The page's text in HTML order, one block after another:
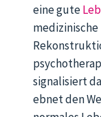
eine gute
signalisiert
ebnet den